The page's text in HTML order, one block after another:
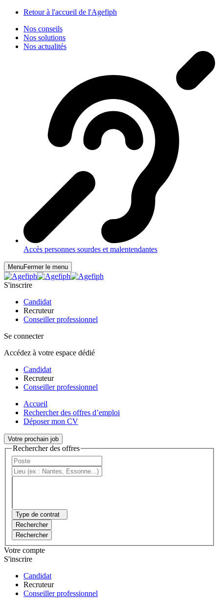
Retour à l'accueil de l'Agefiph
Nos conseils
Nos solutions
Nos actualités
Accès personnes sourdes et malentendantes
MenuFermer le menu
S'inscrire
Candidat
Recruteur
Conseiller professionnel
Se connecter
Accédez à votre espace dédié
Candidat
Recruteur
Conseiller professionnel
Accueil
Rechercher des offres d’emploi
Déposer mon CV
Votre prochain job
Rechercher des offres
Type de contrat
Rechercher
Rechercher
Votre compte
S'inscrire
Candidat
Recruteur
Conseiller professionnel